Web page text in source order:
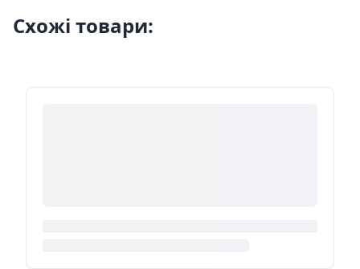
Схожі товари: